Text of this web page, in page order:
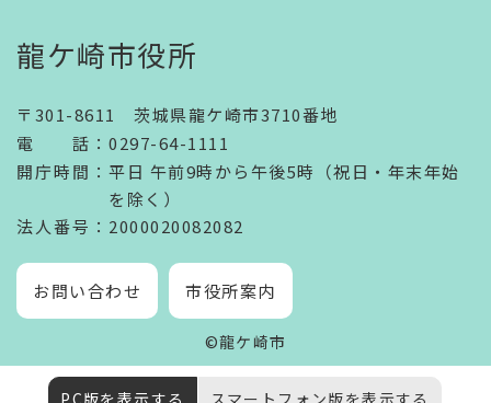
龍ケ崎市役所
〒301-8611 茨城県龍ケ崎市3710番地
電話 ： 0297-64-1111
開庁時間 ： 平日 午前9時から午後5時（祝日・年末年始
を除く）
法人番号 ：2000020082082
お問い合わせ 市役所案内
©龍ケ崎市